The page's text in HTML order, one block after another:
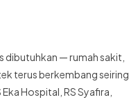
dibutuhkan — rumah sakit,
terus berkembang seiring
Hospital, RS Syafira,